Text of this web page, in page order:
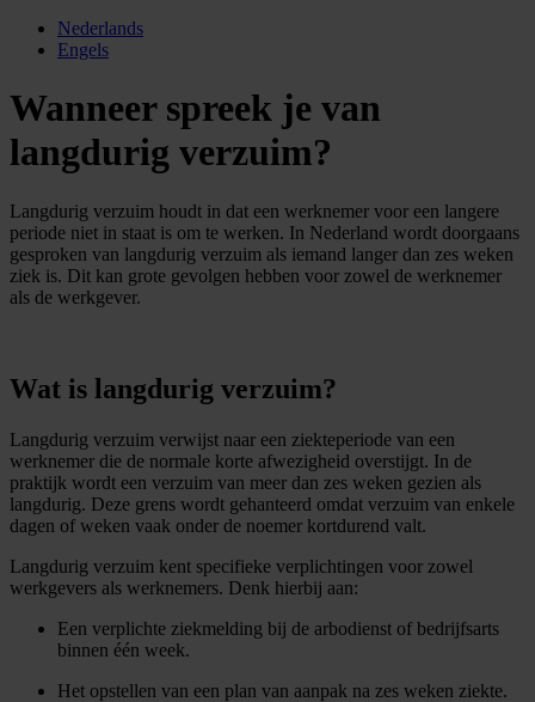
Nederlands
Engels
Wanneer spreek je van
langdurig verzuim?
Langdurig verzuim houdt in dat een werknemer voor een langere
periode niet in staat is om te werken. In Nederland wordt doorgaans
gesproken van langdurig verzuim als iemand langer dan zes weken
ziek is. Dit kan grote gevolgen hebben voor zowel de werknemer
als de werkgever.
Wat is langdurig verzuim?
Langdurig verzuim verwijst naar een ziekteperiode van een
werknemer die de normale korte afwezigheid overstijgt. In de
praktijk wordt een verzuim van meer dan zes weken gezien als
langdurig. Deze grens wordt gehanteerd omdat verzuim van enkele
dagen of weken vaak onder de noemer kortdurend valt.
Langdurig verzuim kent specifieke verplichtingen voor zowel
werkgevers als werknemers. Denk hierbij aan:
Een verplichte ziekmelding bij de arbodienst of bedrijfsarts
binnen één week.
Het opstellen van een plan van aanpak na zes weken ziekte.